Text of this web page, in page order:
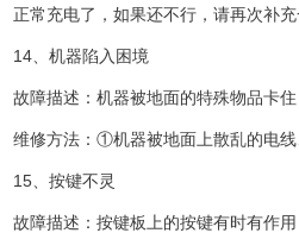
正常充电了，如果还不行，请再次补
14、机器陷入困境
故障描述：机器被地面的特殊物品卡住
维修方法：①机器被地面上散乱的电
15、按键不灵
故障描述：按键板上的按键有时有作用